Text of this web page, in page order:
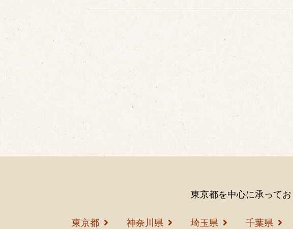
東京都を中心に承って
東京都 神奈川県 埼玉県 千葉県